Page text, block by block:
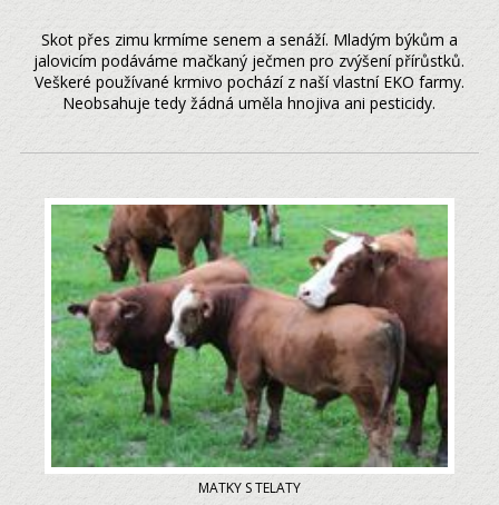
Skot přes zimu krmíme senem a senáží. Mladým býkům a
jalovicím podáváme mačkaný ječmen pro zvýšení přírůstků.
Veškeré používané krmivo pochází z naší vlastní EKO farmy.
Neobsahuje tedy žádná uměla hnojiva ani pesticidy.
MATKY S TELATY